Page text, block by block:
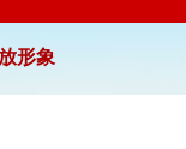
形象